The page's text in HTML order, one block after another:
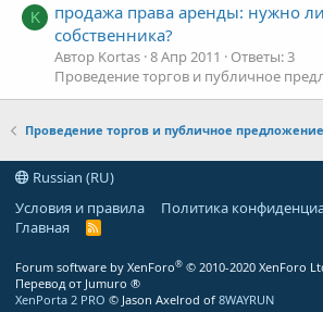
K
продажа права аренды: нужно
собственника?
Автор Kortas 8 Апр 2011
Ответы: 3
Проведение торгов и публичное
Проведение торгов и публичное предложение
Russian (RU)
Условия и правила
Политика
Главная
R
Forum software by XenForo® © 2010-2020 XenForo
Перевод от Jumuro ®
XenPorta 2 PRO © Jason Axelrod of 8WAYRUN